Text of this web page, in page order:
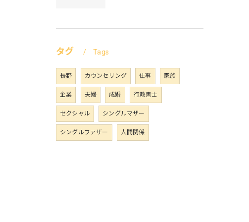
タグ Tags
長野 カウンセリング 仕事 家族
企業 夫婦 成婚 行政書士
セクシャル シングルマザー
シングルファザー 人間関係